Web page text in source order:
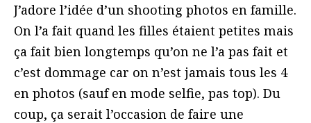
J’adore l’idée d’un shooting photos en famille.
On l’a fait quand les filles étaient petites mais
ça fait bien longtemps qu’on ne l’a pas fait et
c’est dommage car on n’est jamais tous les 4
en photos (sauf en mode selfie, pas top). Du
coup, ça serait l’occasion de faire une